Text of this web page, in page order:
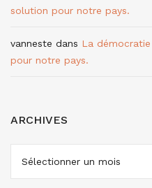
solution pour notre pays.
vanneste dans La
pour notre pays.
ARCHIVES
ARCHIVES